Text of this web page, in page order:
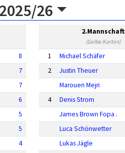
2025/26
8
7
7
6
5
5
4
2.Mannschaft
(Gelbe Karten)
1 Michael Schäfer
2
Justin Theuer
Marouen Mejri
4
Denis Strom
James Brown Fopa .
Luca Schönwetter
Lukas Jägle